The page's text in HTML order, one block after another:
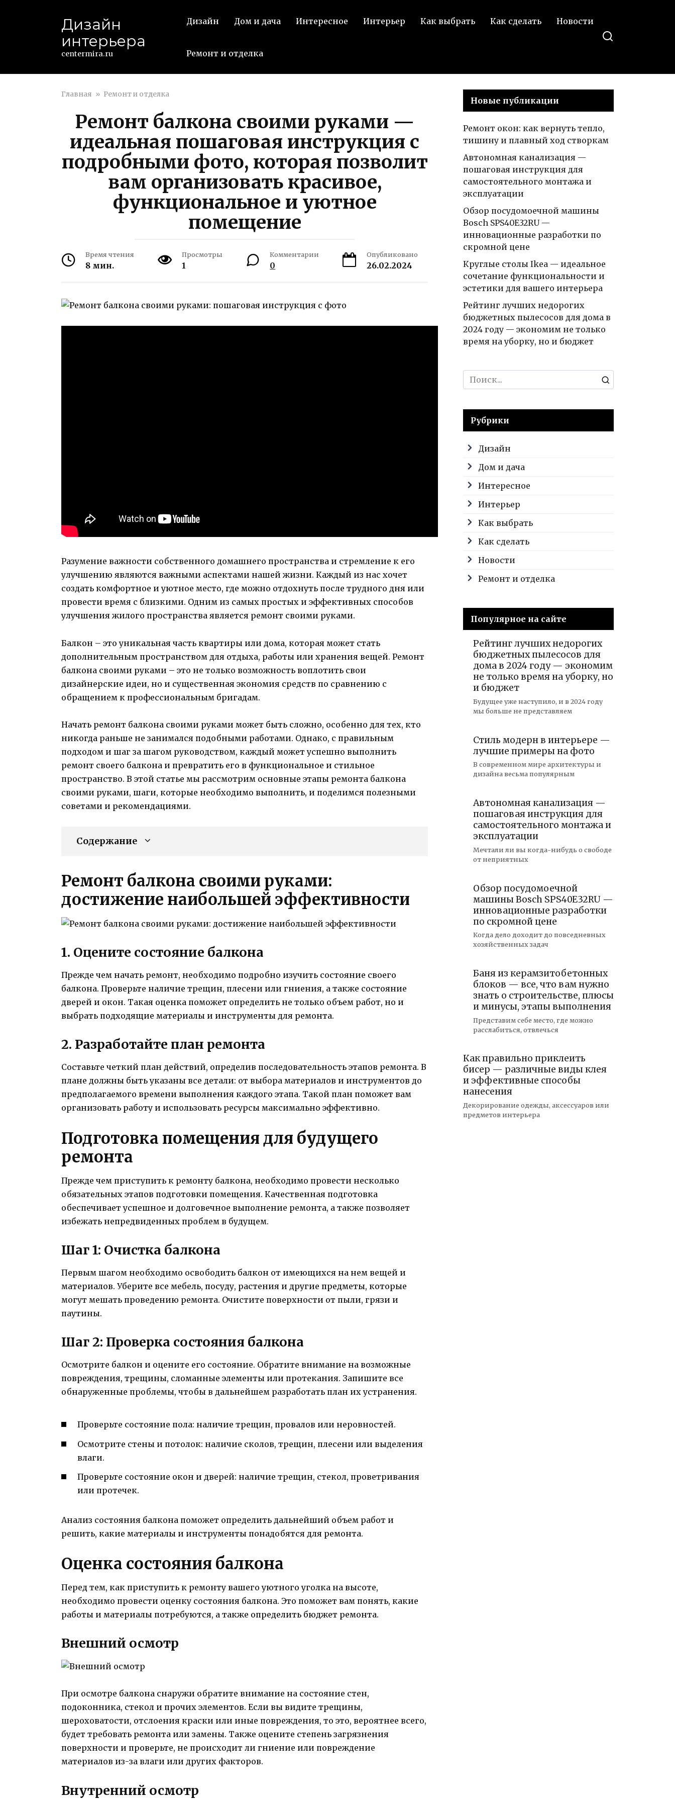
Дизайн
интерьера
centermira.ru
Дизайн Дом и дача Интересное Интерьер Как выбрать Как сделать Новости
Ремонт и отделка
Главная » Ремонт и отделка
Ремонт балкона своими руками —
идеальная пошаговая инструкция с
подробными фото, которая позволит
вам организовать красивое,
функциональное и уютное
помещение
Время чтения
8 мин.
Просмотры
1
Комментарии
0
Опубликовано
26.02.2024
Разумение важности собственного домашнего пространства и стремление к его
улучшению являются важными аспектами нашей жизни. Каждый из нас хочет
создать комфортное и уютное место, где можно отдохнуть после трудного дня или
провести время с близкими. Одним из самых простых и эффективных способов
улучшения жилого пространства является ремонт своими руками.
Балкон – это уникальная часть квартиры или дома, которая может стать
дополнительным пространством для отдыха, работы или хранения вещей. Ремонт
балкона своими руками – это не только возможность воплотить свои
дизайнерские идеи, но и существенная экономия средств по сравнению с
обращением к профессиональным бригадам.
Начать ремонт балкона своими руками может быть сложно, особенно для тех, кто
никогда раньше не занимался подобными работами. Однако, с правильным
подходом и шаг за шагом руководством, каждый может успешно выполнить
ремонт своего балкона и превратить его в функциональное и стильное
пространство. В этой статье мы рассмотрим основные этапы ремонта балкона
своими руками, шаги, которые необходимо выполнить, и поделимся полезными
советами и рекомендациями.
Содержание
Ремонт балкона своими руками:
достижение наибольшей эффективности
1. Оцените состояние балкона
Прежде чем начать ремонт, необходимо подробно изучить состояние своего
балкона. Проверьте наличие трещин, плесени или гниения, а также состояние
дверей и окон. Такая оценка поможет определить не только объем работ, но и
выбрать подходящие материалы и инструменты для ремонта.
2. Разработайте план ремонта
Составьте четкий план действий, определив последовательность этапов ремонта. В
плане должны быть указаны все детали: от выбора материалов и инструментов до
предполагаемого времени выполнения каждого этапа. Такой план поможет вам
организовать работу и использовать ресурсы максимально эффективно.
Подготовка помещения для будущего
ремонта
Прежде чем приступить к ремонту балкона, необходимо провести несколько
обязательных этапов подготовки помещения. Качественная подготовка
обеспечивает успешное и долговечное выполнение ремонта, а также позволяет
избежать непредвиденных проблем в будущем.
Шаг 1: Очистка балкона
Первым шагом необходимо освободить балкон от имеющихся на нем вещей и
материалов. Уберите все мебель, посуду, растения и другие предметы, которые
могут мешать проведению ремонта. Очистите поверхности от пыли, грязи и
паутины.
Шаг 2: Проверка состояния балкона
Осмотрите балкон и оцените его состояние. Обратите внимание на возможные
повреждения, трещины, сломанные элементы или протекания. Запишите все
обнаруженные проблемы, чтобы в дальнейшем разработать план их устранения.
Проверьте состояние пола: наличие трещин, провалов или неровностей.
Осмотрите стены и потолок: наличие сколов, трещин, плесени или выделения
влаги.
Проверьте состояние окон и дверей: наличие трещин, стекол, проветривания
или протечек.
Анализ состояния балкона поможет определить дальнейший объем работ и
решить, какие материалы и инструменты понадобятся для ремонта.
Оценка состояния балкона
Перед тем, как приступить к ремонту вашего уютного уголка на высоте,
необходимо провести оценку состояния балкона. Это поможет вам понять, какие
работы и материалы потребуются, а также определить бюджет ремонта.
Внешний осмотр
При осмотре балкона снаружи обратите внимание на состояние стен,
подоконника, стекол и прочих элементов. Если вы видите трещины,
шероховатости, отслоения краски или иные повреждения, то это, вероятнее всего,
будет требовать ремонта или замены. Также оцените степень загрязнения
поверхности и проверьте, не происходит ли гниение или повреждение
материалов из-за влаги или других факторов.
Внутренний осмотр
Новые публикации
Ремонт окон: как вернуть тепло,
тишину и плавный ход створкам
Автономная канализация —
пошаговая инструкция для
самостоятельного монтажа и
эксплуатации
Обзор посудомоечной машины
Bosch SPS40E32RU —
инновационные разработки по
скромной цене
Круглые столы Ikea — идеальное
сочетание функциональности и
эстетики для вашего интерьера
Рейтинг лучших недорогих
бюджетных пылесосов для дома в
2024 году — экономим не только
время на уборку, но и бюджет
Search
for:
Рубрики
Дизайн
Дом и дача
Интересное
Интерьер
Как выбрать
Как сделать
Новости
Ремонт и отделка
Популярное на сайте
Рейтинг лучших недорогих
бюджетных пылесосов для
дома в 2024 году — экономим
не только время на уборку, но
и бюджет
Будущее уже наступило, и в 2024 году
мы больше не представляем
Стиль модерн в интерьере —
лучшие примеры на фото
В современном мире архитектуры и
дизайна весьма популярным
Автономная канализация —
пошаговая инструкция для
самостоятельного монтажа и
эксплуатации
Мечтали ли вы когда-нибудь о свободе
от неприятных
Обзор посудомоечной
машины Bosch SPS40E32RU —
инновационные разработки
по скромной цене
Когда дело доходит до повседневных
хозяйственных задач
Баня из керамзитобетонных
блоков — все, что вам нужно
знать о строительстве, плюсы
и минусы, этапы выполнения
Представим себе место, где можно
расслабиться, отвлечься
Как правильно приклеить
бисер — различные виды клея
и эффективные способы
нанесения
Декорирование одежды, аксессуаров или
предметов интерьера
ВКонтакте
чертежи,